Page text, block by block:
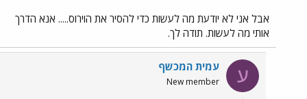
אבל אני לא יודעת מה לעשות כדי להסיר את הוירוס..... אנא הדרך
אותי מה לעשות. תודה לך.
ע עמית המכשף
New member